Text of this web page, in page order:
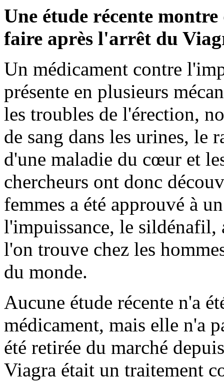
Une étude récente
faire après l'arrêt du
Un médicament contre
présente en plusieurs
les troubles de l'érection,
de sang dans les urines, le
d'une maladie du cœur et
chercheurs ont donc
femmes a été approuvé à
l'impuissance, le
l'on trouve chez les
du monde.
Aucune étude récente n'a
médicament, mais elle n'a
été retirée du marché
Viagra était un traitement